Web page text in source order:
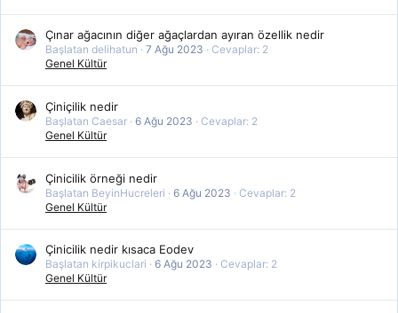
Çınar ağacının diğer ağaçlardan ayıran özellik nedir
Başlatan delihatun 7 Ağu 2023
Cevaplar: 2
Genel Kültür
Çiniçilik nedir
Başlatan Caesar 6 Ağu 2023
Cevaplar: 2
Genel Kültür
Çinicilik örneği nedir
Başlatan BeyinHucreleri 6 Ağu 2023
Cevaplar: 2
Genel Kültür
Çinicilik nedir kısaca Eodev
Başlatan kirpikuclari 6 Ağu 2023
Cevaplar: 2
Genel Kültür